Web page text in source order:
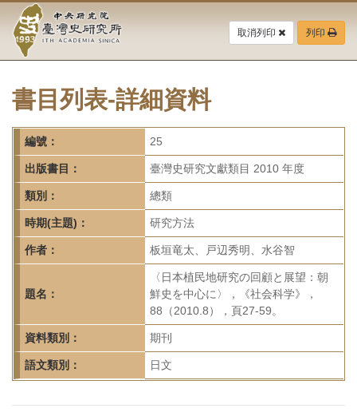
要
中
央
研
究
院-
臺
灣
史
研
究
所-
首
頁
取消列印 列印
書目列表-詳細資料
編號： 25
出版書目： 臺灣史研究文獻類目 2010 年度
類別： 總類
時期(主題)： 研究方法
作者： 板垣竜太、戸辺秀明、水谷智
題名：
〈日本植民地研究の回顧と展望：朝
鮮史を中心に〉，《社会科学》，
88（2010.8），頁27-59。
資料類別： 期刊
語文類別： 日文